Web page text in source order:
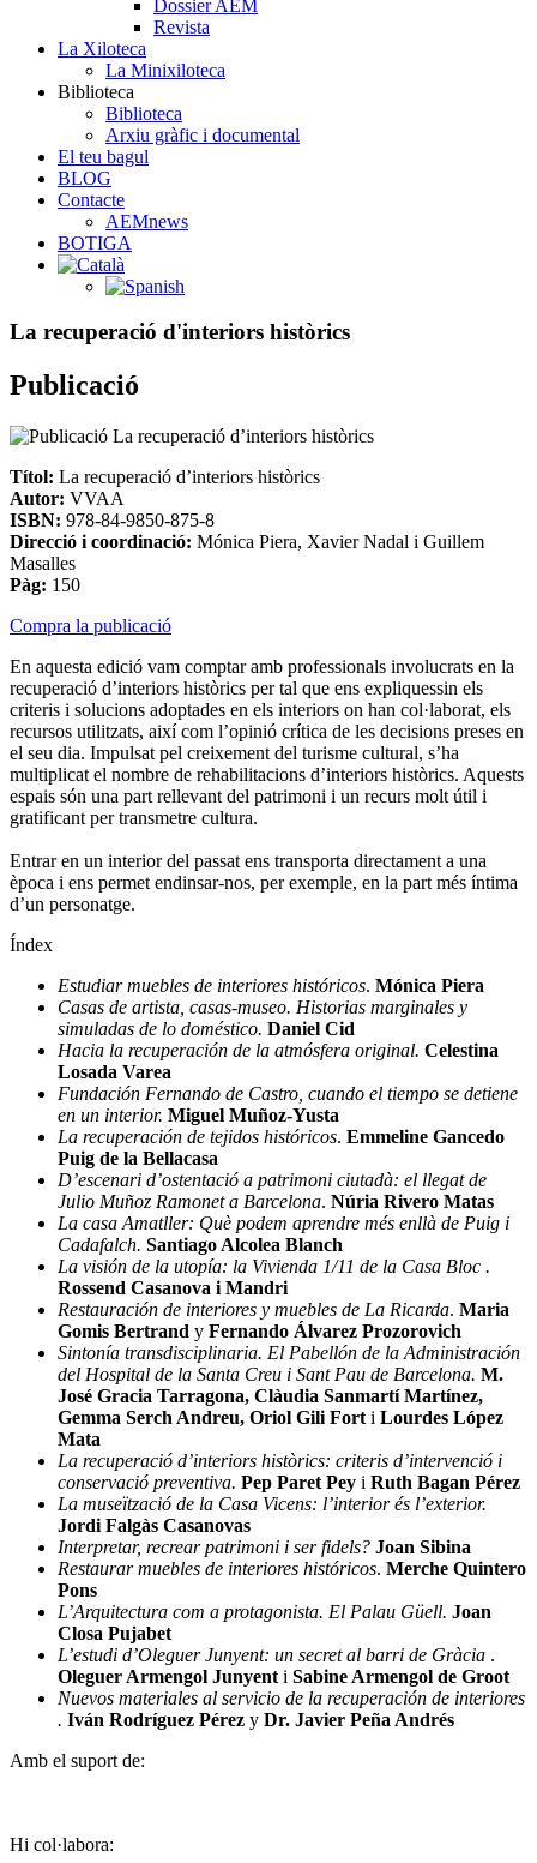
Dossier AEM
Revista
La Xiloteca
La Minixiloteca
Biblioteca
Biblioteca
Arxiu gràfic i documental
El teu bagul
BLOG
Contacte
AEMnews
BOTIGA
La recuperació d'interiors històrics
Publicació
Títol: La recuperació d’interiors històrics
Autor: VVAA
ISBN: 978-84-9850-875-8
Direcció i coordinació: Mónica Piera, Xavier Nadal i Guillem
Masalles
Pàg: 150
Compra la publicació
En aquesta edició vam comptar amb professionals involucrats en la
recuperació d’interiors històrics per tal que ens expliquessin els
criteris i solucions adoptades en els interiors on han col·laborat, els
recursos utilitzats, així com l’opinió crítica de les decisions preses en
el seu dia. Impulsat pel creixement del turisme cultural, s’ha
multiplicat el nombre de rehabilitacions d’interiors històrics. Aquests
espais són una part rellevant del patrimoni i un recurs molt útil i
gratificant per transmetre cultura.
Entrar en un interior del passat ens transporta directament a una
època i ens permet endinsar-nos, per exemple, en la part més íntima
d’un personatge.
Índex
Estudiar muebles de interiores históricos. Mónica Piera
Casas de artista, casas-museo. Historias marginales y
simuladas de lo doméstico. Daniel Cid
Hacia la recuperación de la atmósfera original. Celestina
Losada Varea
Fundación Fernando de Castro, cuando el tiempo se detiene
en un interior. Miguel Muñoz-Yusta
La recuperación de tejidos históricos. Emmeline Gancedo
Puig de la Bellacasa
D’escenari d’ostentació a patrimoni ciutadà: el llegat de
Julio Muñoz Ramonet a Barcelona. Núria Rivero Matas
La casa Amatller: Què podem aprendre més enllà de Puig i
Cadafalch. Santiago Alcolea Blanch
La visión de la utopía: la Vivienda 1/11 de la Casa Bloc .
Rossend Casanova i Mandri
Restauración de interiores y muebles de La Ricarda. Maria
Gomis Bertrand y Fernando Álvarez Prozorovich
Sintonía transdisciplinaria. El Pabellón de la Administración
del Hospital de la Santa Creu i Sant Pau de Barcelona. M.
José Gracia Tarragona, Clàudia Sanmartí Martínez,
Gemma Serch Andreu, Oriol Gili Fort i Lourdes López
Mata
La recuperació d’interiors històrics: criteris d’intervenció i
conservació preventiva. Pep Paret Pey i Ruth Bagan Pérez
La museïtzació de la Casa Vicens: l’interior és l’exterior.
Jordi Falgàs Casanovas
Interpretar, recrear patrimoni i ser fidels? Joan Sibina
Restaurar muebles de interiores históricos. Merche Quintero
Pons
L’Arquitectura com a protagonista. El Palau Güell. Joan
Closa Pujabet
L’estudi d’Oleguer Junyent: un secret al barri de Gràcia .
Oleguer Armengol Junyent i Sabine Armengol de Groot
Nuevos materiales al servicio de la recuperación de interiores
. Iván Rodríguez Pérez y Dr. Javier Peña Andrés
Amb el suport de:
Hi col·labora: